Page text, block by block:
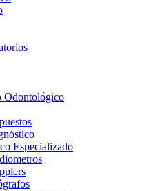
Odontológico
Especializado